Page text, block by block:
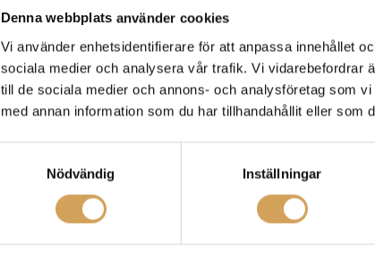
Denna webbplats använder cookies
Vi använder enhetsidentifierare för att anpassa innehållet
sociala medier och analysera vår trafik. Vi vidarebefordrar
till de sociala medier och annons- och analysföretag som
med annan information som du har tillhandahållit eller som
Nödvändig
Inställningar